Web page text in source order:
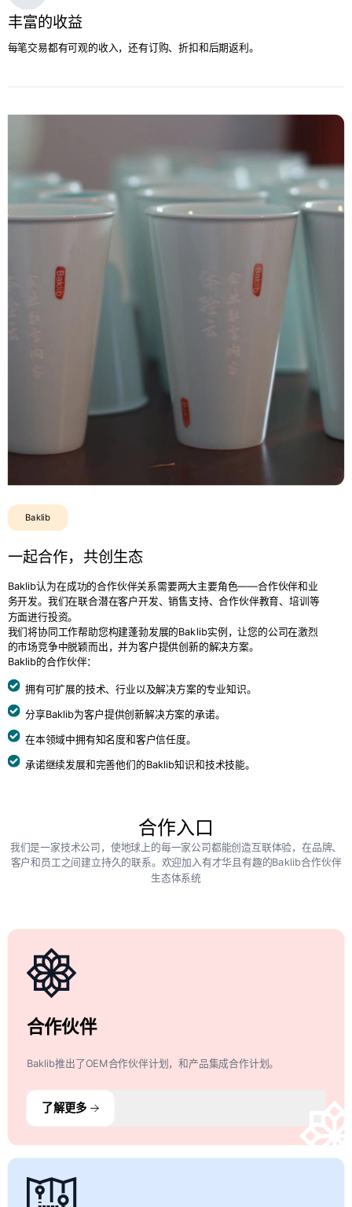
丰富的收益
每笔交易都有可观的收入，还有订购、折扣和后期返利。
Baklib
一起合作，共创生态
Baklib认为在成功的合作伙伴关系需要两大主要角色——合作伙伴和业
务开发。我们在联合潜在客户开发、销售支持、合作伙伴教育、培训等
方面进行投资。
我们将协同工作帮助您构建蓬勃发展的Baklib实例，让您的公司在激烈
的市场竞争中脱颖而出，并为客户提供创新的解决方案。
Baklib的合作伙伴：
拥有可扩展的技术、行业以及解决方案的专业知识。
分享Baklib为客户提供创新解决方案的承诺。
在本领域中拥有知名度和客户信任度。
承诺继续发展和完善他们的Baklib知识和技术技能。
合作入口
我们是一家技术公司，使地球上的每一家公司都能创造互联体验，在品牌、
客户和员工之间建立持久的联系。欢迎加入有才华且有趣的Baklib合作伙伴
生态体系统
合作伙伴
Baklib推出了OEM合作伙伴计划，和产品集成合作计划。
了解更多